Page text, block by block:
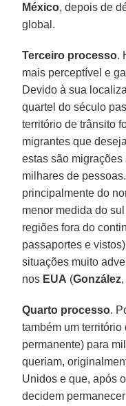
México, depois de
global.
Terceiro processo.
mais perceptível e
Devido à sua
quartel do século
território de trânsito
migrantes que
estas são
milhares de
principalmente do
menor medida do
regiões fora do
passaportes e
situações muito
nos EUA (González
Quarto processo.
também um
permanente) para
queriam,
Unidos e que, após
decidem